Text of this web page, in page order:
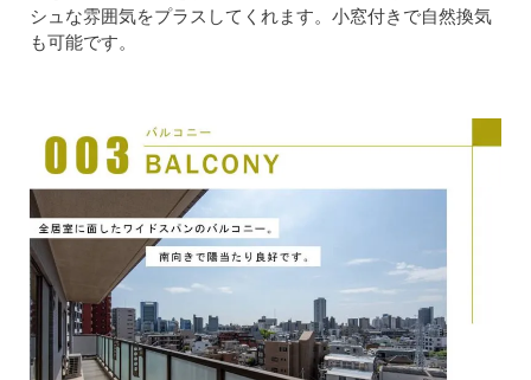
シュな雰囲気をプラスしてくれます。小窓付きで自然換気
も可能です。